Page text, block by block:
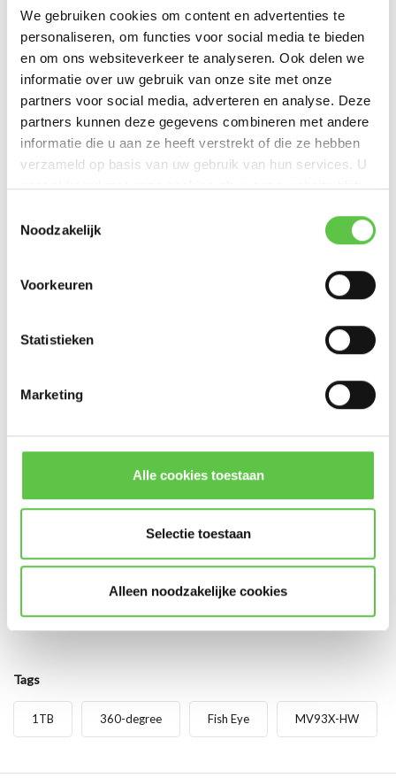
We gebruiken cookies om content en advertenties te
personaliseren, om functies voor social media te bieden
en om ons websiteverkeer te analyseren. Ook delen we
informatie over uw gebruik van onze site met onze
partners voor social media, adverteren en analyse. Deze
partners kunnen deze gegevens combineren met andere
informatie die u aan ze heeft verstrekt of die ze hebben
verzameld op basis van uw gebruik van hun services. U
gaat akkoord met onze cookies als u onze website blijft
Noodzakelijk
Voorkeuren
Statistieken
Marketing
Alle cookies toestaan
Selectie toestaan
Alleen noodzakelijke cookies
Artikelnummer MV93X-HW
EAN 810979018261
Vergelijk Delen
Bekijk ook
Cisco Meraki MV
Cisco Meraki MV
€719,00
Er zijn nog geen reviews geschreven over dit product..
Schrijf je eigen review
Tags
1TB 360-degree Fish Eye MV93X-HW
Updates, acties & productinformatie
Abonneer
* Lees hier de wettelijke beperkingen